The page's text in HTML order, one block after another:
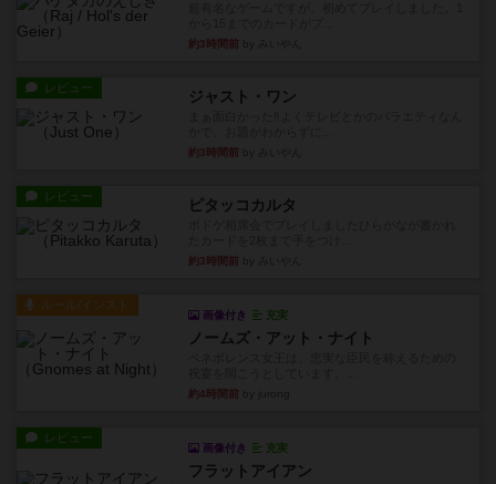
約3時間前
レビュー ジャスト・ワン
約3時間前
レビュー ピタッコカルタ
約3時間前
ルール/インスト
画像付き 充実
ノームズ・アット・ナイト
約4時間前
レビュー
画像付き 充実
フラットアイアン